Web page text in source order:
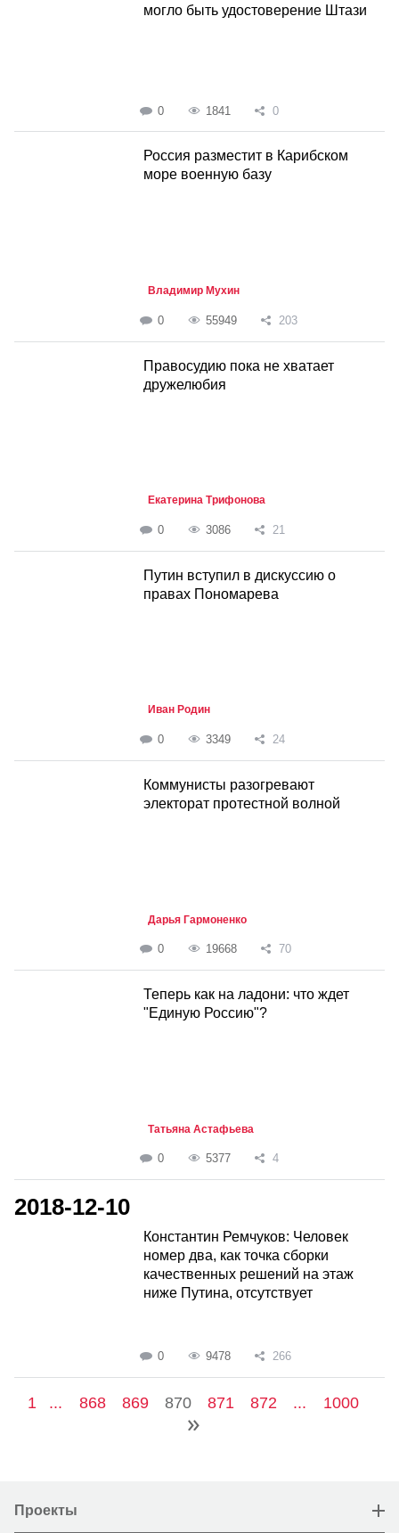
могло быть удостоверение Штази
0 1841 0
Россия разместит в Карибском
море военную базу
Владимир Мухин
0 55949 203
Правосудию пока не хватает
дружелюбия
Екатерина Трифонова
0 3086 21
Путин вступил в дискуссию о
правах Пономарева
Иван Родин
0 3349 24
Коммунисты разогревают
электорат протестной волной
Дарья Гармоненко
0 19668 70
Теперь как на ладони: что ждет
"Единую Россию"?
Татьяна Астафьева
0 5377 4
2018-12-10
Константин Ремчуков: Человек
номер два, как точка сборки
качественных решений на этаж
ниже Путина, отсутствует
0 9478 266
1 ... 868 869 870 871 872 ... 1000
Проекты